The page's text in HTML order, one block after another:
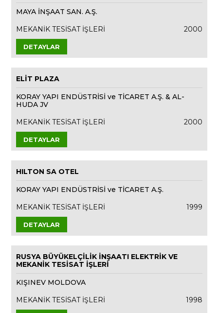
MAYA İNŞAAT SAN. A.Ş.
MEKANİK TESİSAT İŞLERİ
2000
DETAYLAR
ELİT PLAZA
KORAY YAPI ENDÜSTRİSİ ve TİCARET A.Ş. & AL-
HUDA JV
MEKANİK TESİSAT İŞLERİ
2000
DETAYLAR
HILTON SA OTEL
KORAY YAPI ENDÜSTRİSİ ve TİCARET A.Ş.
MEKANİK TESİSAT İŞLERİ
1999
DETAYLAR
RUSYA BÜYÜKELÇİLİK İNŞAATI ELEKTRİK VE
MEKANİK TESİSAT İŞLERİ
KIŞINEV MOLDOVA
MEKANİK TESİSAT İŞLERİ
1998